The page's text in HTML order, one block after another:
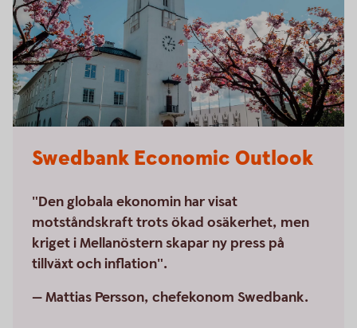
Swedbank Economic Outlook
"Den globala ekonomin har visat
motståndskraft trots ökad osäkerhet, men
kriget i Mellanöstern skapar ny press på
tillväxt och inflation".
— Mattias Persson, chefekonom Swedbank.